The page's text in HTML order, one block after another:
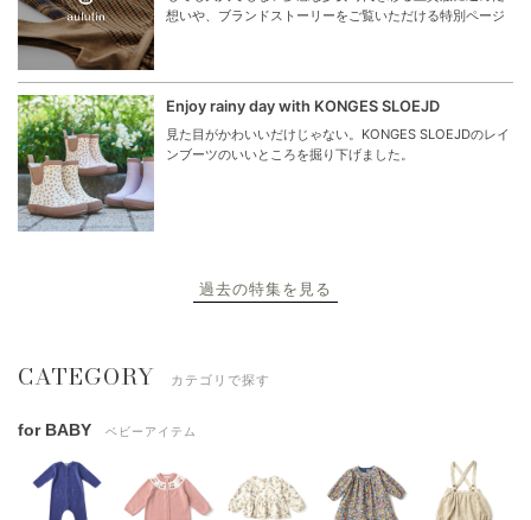
想いや、ブランドストーリーをご覧いただける特別ページ
Enjoy rainy day with KONGES SLOEJD
見た目がかわいいだけじゃない。KONGES SLOEJDのレイ
ンブーツのいいところを掘り下げました。
過去の特集を見る
CATEGORY カテゴリで探す
for BABY ベビーアイテム